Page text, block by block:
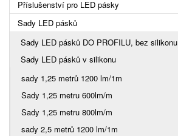
Příslušenství pro LED pásky
Sady LED pásků
Sady LED pásků DO PROFILU, bez silikonu
Sady LED pásků v silikonu
sady 1,25 metrů 1200 lm/1m
Sady 1,25 metru 600lm/m
Sady 1,25 metru 800lm/m
sady 2,5 metrů 1200 lm/1m